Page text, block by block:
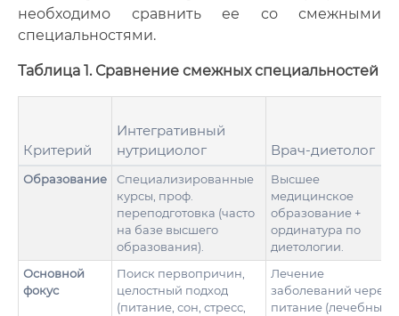
необходимо сравнить ее со смежными
специальностями.
Таблица 1. Сравнение смежных специальностей
Критерий
Интегративный
нутрициолог
Врач-диетолог
Образование
Специализированные
курсы, проф.
переподготовка (часто
на базе высшего
образования).
Высшее
медицинское
образование +
ординатура по
диетологии.
Основной
фокус
Поиск первопричин,
целостный подход
(питание, сон, стресс,
Лечение
заболеваний через
питание (лечебные